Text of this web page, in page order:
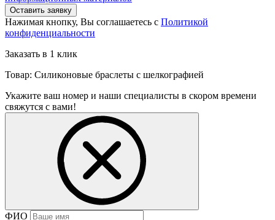
Нажимая кнопку, Вы соглашаетесь с Политикой
конфиденциальности
Заказать в 1 клик
Товар: Силиконовые браслеты с шелкографией
Укажите ваш номер и наши специалисты в скором времени
свяжутся с вами!
ФИО